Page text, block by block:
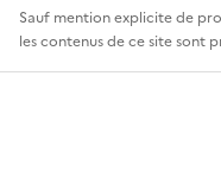
Sauf mention explicite de
les contenus de ce site sont